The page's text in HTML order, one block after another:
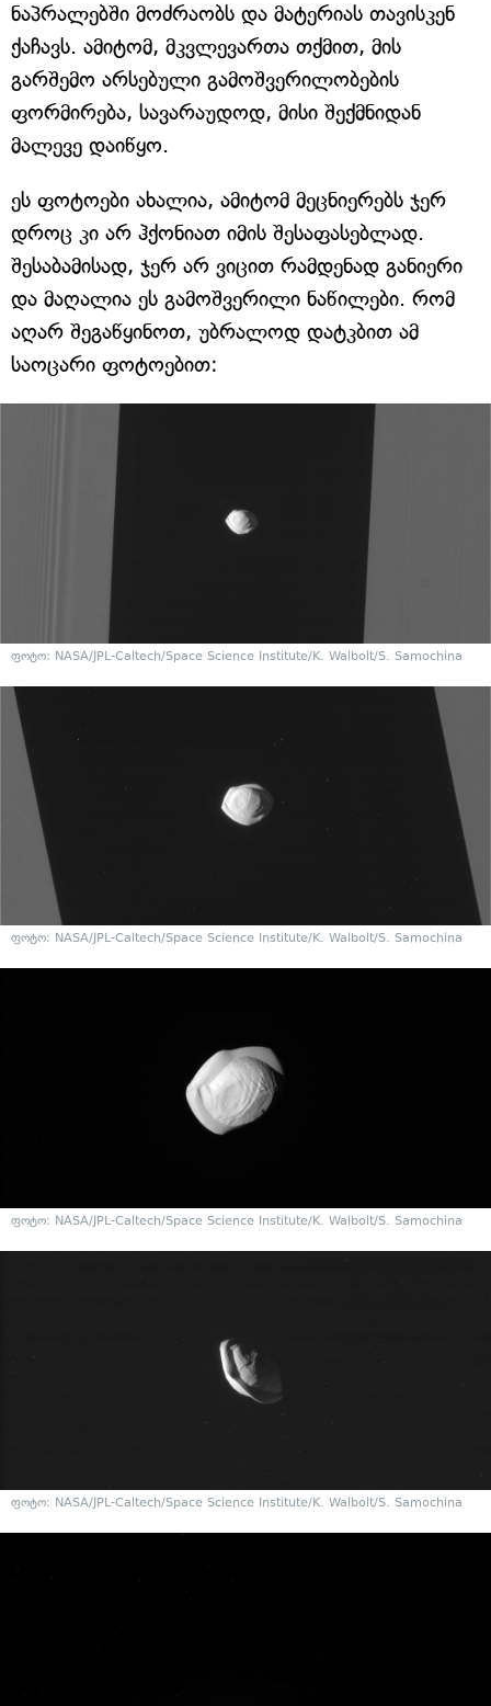
ნაპრალებში მოძრაობს და მატერიას თავისკენ
ქაჩავს. ამიტომ, მკვლევართა თქმით, მის
გარშემო არსებული გამოშვერილობების
ფორმირება, სავარაუდოდ, მისი შექმნიდან
მალევე დაიწყო.
ეს ფოტოები ახალია, ამიტომ მეცნიერებს ჯერ
დროც კი არ ჰქონიათ იმის შესაფასებლად.
შესაბამისად, ჯერ არ ვიცით რამდენად განიერი
და მაღალია ეს გამოშვერილი ნაწილები. რომ
აღარ შეგაწყინოთ, უბრალოდ დატკბით ამ
საოცარი ფოტოებით:
ფოტო: NASA/JPL-Caltech/Space Science Institute/K. Walbolt/S. Samochina
ფოტო: NASA/JPL-Caltech/Space Science Institute/K. Walbolt/S. Samochina
ფოტო: NASA/JPL-Caltech/Space Science Institute/K. Walbolt/S. Samochina
ფოტო: NASA/JPL-Caltech/Space Science Institute/K. Walbolt/S. Samochina